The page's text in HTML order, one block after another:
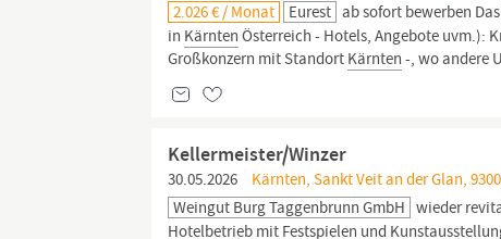
2.026 € / Monat
Eurest ab sofort bewerben
in Kärnten Österreich - Hotels, Angebote uvm.):
Großkonzern mit Standort Kärnten -, wo andere
Kellermeister/Winzer
30.05.2026
Kärnten, Sankt Veit an der Glan,
Weingut Burg Taggenbrunn GmbH wieder
Hotelbetrieb mit Festspielen und